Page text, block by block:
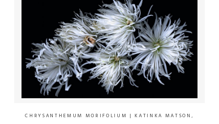
CHRYSANTHEMUM MORIFOLIUM | KATINKA MATSON,